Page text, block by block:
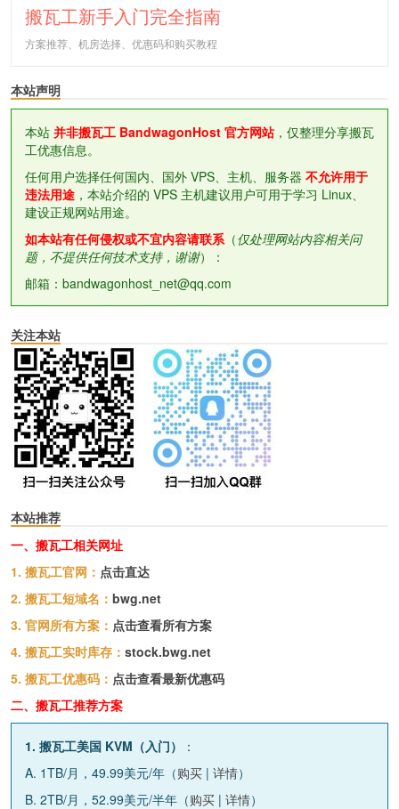
搬瓦工新手入门完全指南
方案推荐、机房选择、优惠码和购买教程
本站声明
本站 并非搬瓦工 BandwagonHost 官方网站，仅整理分享搬瓦
工优惠信息。
任何用户选择任何国内、国外 VPS、主机、服务器 不允许用于
违法用途 ，本站介绍的 VPS 主机建议用户可用于学习 Linux、
建设正规网站用途。
如本站有任何侵权或不宜内容请联系（仅处理网站内容相关问
题，不提供任何技术支持，谢谢）：
邮箱：bandwagonhost_net@qq.com
关注本站
本站推荐
一、搬瓦工相关网址
1. 搬瓦工官网： 点击直达
2. 搬瓦工短域名： bwg.net
3. 官网所有方案： 点击查看所有方案
4. 搬瓦工实时库存： stock.bwg.net
5. 搬瓦工优惠码： 点击查看最新优惠码
二、搬瓦工推荐方案
1. 搬瓦工美国 KVM（入门）
：
A. 1TB/月，49.99美元/年（购买 | 详情）
B. 2TB/月，52.99美元/半年（购买 | 详情）